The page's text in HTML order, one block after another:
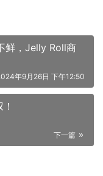
鲜，Jelly Roll商
年9月26日 下午12:50
下一篇